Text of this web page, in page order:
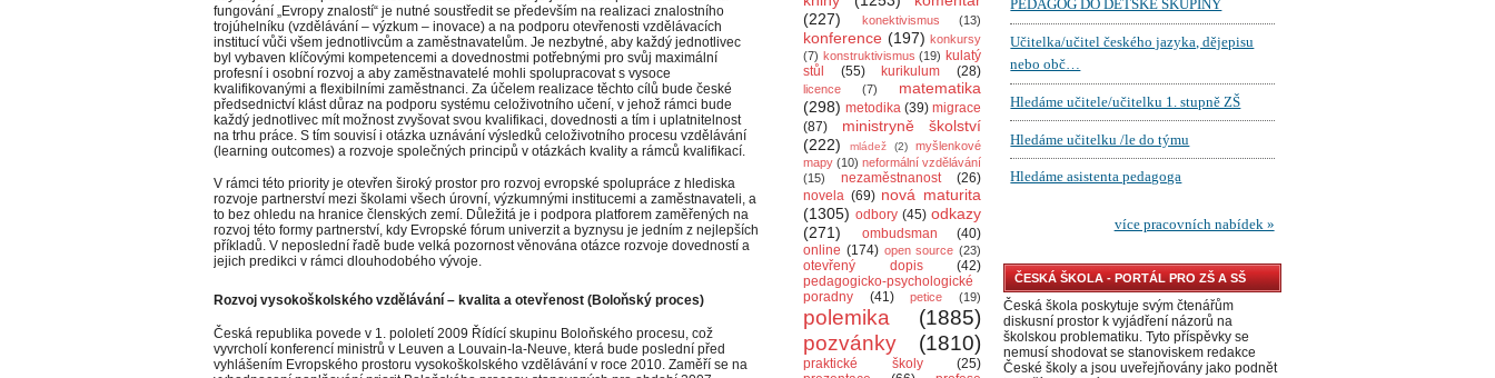
fungování „Evropy znalostí“ je nutné soustředit se především na realizaci znalostního
trojúhelníku (vzdělávání – výzkum – inovace) a na podporu otevřenosti vzdělávacích
institucí vůči všem jednotlivcům a zaměstnavatelům. Je nezbytné, aby každý jednotlivec
byl vybaven klíčovými kompetencemi a dovednostmi potřebnými pro svůj maximální
profesní i osobní rozvoj a aby zaměstnavatelé mohli spolupracovat s vysoce
kvalifikovanými a flexibilními zaměstnanci. Za účelem realizace těchto cílů bude české
předsednictví klást důraz na podporu systému celoživotního učení, v jehož rámci bude
každý jednotlivec mít možnost zvyšovat svou kvalifikaci, dovednosti a tím i uplatnitelnost
na trhu práce. S tím souvisí i otázka uznávání výsledků celoživotního procesu vzdělávání
(learning outcomes) a rozvoje společných principů v otázkách kvality a rámců kvalifikací.
V rámci této priority je otevřen široký prostor pro rozvoj evropské spolupráce z hlediska
rozvoje partnerství mezi školami všech úrovní, výzkumnými institucemi a zaměstnavateli, a
to bez ohledu na hranice členských zemí. Důležitá je i podpora platforem zaměřených na
rozvoj této formy partnerství, kdy Evropské fórum univerzit a byznysu je jedním z nejlepších
příkladů. V neposlední řadě bude velká pozornost věnována otázce rozvoje dovedností a
jejich predikci v rámci dlouhodobého vývoje.
Rozvoj vysokoškolského vzdělávání – kvalita a otevřenost (Boloňský proces)
Česká republika povede v 1. pololetí 2009 Řídící skupinu Boloňského procesu, což
vyvrcholí konferencí ministrů v Leuven a Louvain-la-Neuve, která bude poslední před
vyhlášením Evropského prostoru vysokoškolského vzdělávání v roce 2010. Zaměří se na
(227)
konektivismus (13)
konference (197) konkursy
(7) konstruktivismus (19) kulatý
stůl
(55) kurikulum (28)
licence (7)
matematika
(298) metodika (39) migrace
(87)
ministryně školství
(222)
mládež (2)
myšlenkové
mapy (10) neformální vzdělávání
(15)
nezaměstnanost
(26)
novela (69) nová maturita
(1305) odbory (45) odkazy
(271)
ombudsman
(40)
online (174) open source (23)
otevřený dopis
(42)
pedagogicko-psychologické
poradny
(41) petice (19)
polemika
(1885)
pozvánky
(1810)
praktické školy
(25)
ČESKÁ ŠKOLA - PORTÁL PRO ZŠ A SŠ
Česká škola poskytuje svým čtenářům
diskusní prostor k vyjádření názorů na
školskou problematiku. Tyto příspěvky se
nemusí shodovat se stanoviskem redakce
České školy a jsou uveřejňovány jako podnět